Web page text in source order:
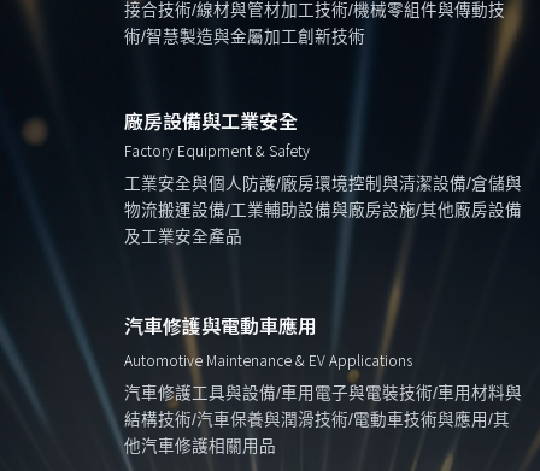
接合技術/線材與管材加工技術/機械零組件與傳動技
術/智慧製造與金屬加工創新技術
廠房設備與工業安全
Factory Equipment & Safety
工業安全與個人防護/廠房環境控制與清潔設備/倉儲與
物流搬運設備/工業輔助設備與廠房設施/其他廠房設備
及工業安全產品
汽車修護與電動車應用
Automotive Maintenance & EV Applications
汽車修護工具與設備/車用電子與電裝技術/車用材料與
結構技術/汽車保養與潤滑技術/電動車技術與應用/其
他汽車修護相關用品